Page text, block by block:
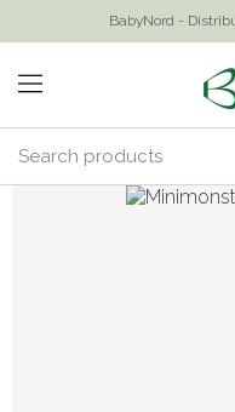
BabyNord -